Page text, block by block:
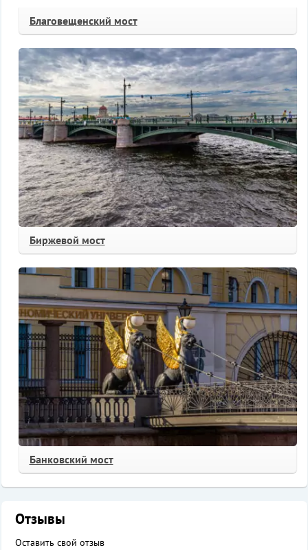
Благовещенский мост
Биржевой мост
Банковский мост
Отзывы
Оставить свой отзыв